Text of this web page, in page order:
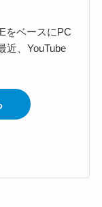
をベースにPC
近、YouTube